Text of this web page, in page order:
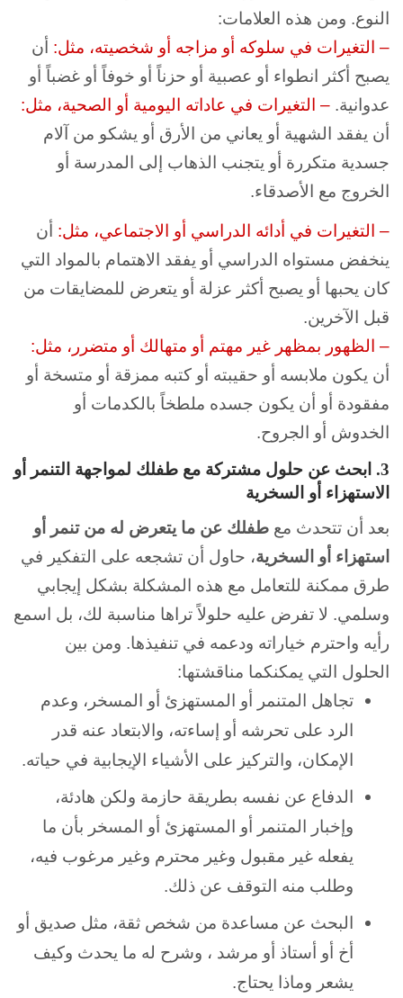
النوع. ومن هذه العلامات:
– التغيرات في سلوكه أو مزاجه أو شخصيته، مثل: أن
يصبح أكثر انطواء أو عصبية أو حزناً أو خوفاً أو غضباً أو
عدوانية. – التغيرات في عاداته اليومية أو الصحية، مثل:
أن يفقد الشهية أو يعاني من الأرق أو يشكو من آلام
جسدية متكررة أو يتجنب الذهاب إلى المدرسة أو
الخروج مع الأصدقاء.
– التغيرات في أدائه الدراسي أو الاجتماعي، مثل: أن
ينخفض مستواه الدراسي أو يفقد الاهتمام بالمواد التي
كان يحبها أو يصبح أكثر عزلة أو يتعرض للمضايقات من
قبل الآخرين.
– الظهور بمظهر غير مهتم أو متهالك أو متضرر، مثل:
أن يكون ملابسه أو حقيبته أو كتبه ممزقة أو متسخة أو
مفقودة أو أن يكون جسده ملطخاً بالكدمات أو
الخدوش أو الجروح.
3. ابحث عن حلول مشتركة مع طفلك لمواجهة التنمر أو
الاستهزاء أو السخرية
بعد أن تتحدث مع طفلك عن ما يتعرض له من تنمر أو
استهزاء أو السخرية، حاول أن تشجعه على التفكير في
طرق ممكنة للتعامل مع هذه المشكلة بشكل إيجابي
وسلمي. لا تفرض عليه حلولاً تراها مناسبة لك، بل اسمع
رأيه واحترم خياراته ودعمه في تنفيذها. ومن بين
الحلول التي يمكنكما مناقشتها:
تجاهل المتنمر أو المستهزئ أو المسخر، وعدم
الرد على تحرشه أو إساءته، والابتعاد عنه قدر
الإمكان، والتركيز على الأشياء الإيجابية في حياته.
الدفاع عن نفسه بطريقة حازمة ولكن هادئة،
وإخبار المتنمر أو المستهزئ أو المسخر بأن ما
يفعله غير مقبول وغير محترم وغير مرغوب فيه،
وطلب منه التوقف عن ذلك.
البحث عن مساعدة من شخص ثقة، مثل صديق أو
أخ أو أستاذ أو مرشد ، وشرح له ما يحدث وكيف
يشعر وماذا يحتاج.